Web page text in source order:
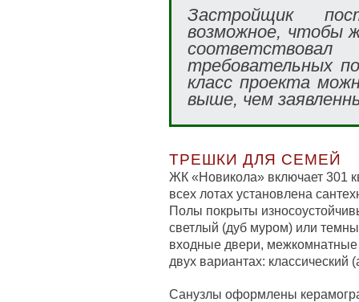
Застройщик
возможное, чтобы
требовательных
класс проекта
выше, чем
ТРЕШКИ ДЛЯ СЕМЕЙ
ЖК «Новикола» включает 301
всех лотах установлена
Полы покрыты
светлый (дуб муром) или
входные двери, межкомнатные
двух вариантах: классический
Санузлы оформлены